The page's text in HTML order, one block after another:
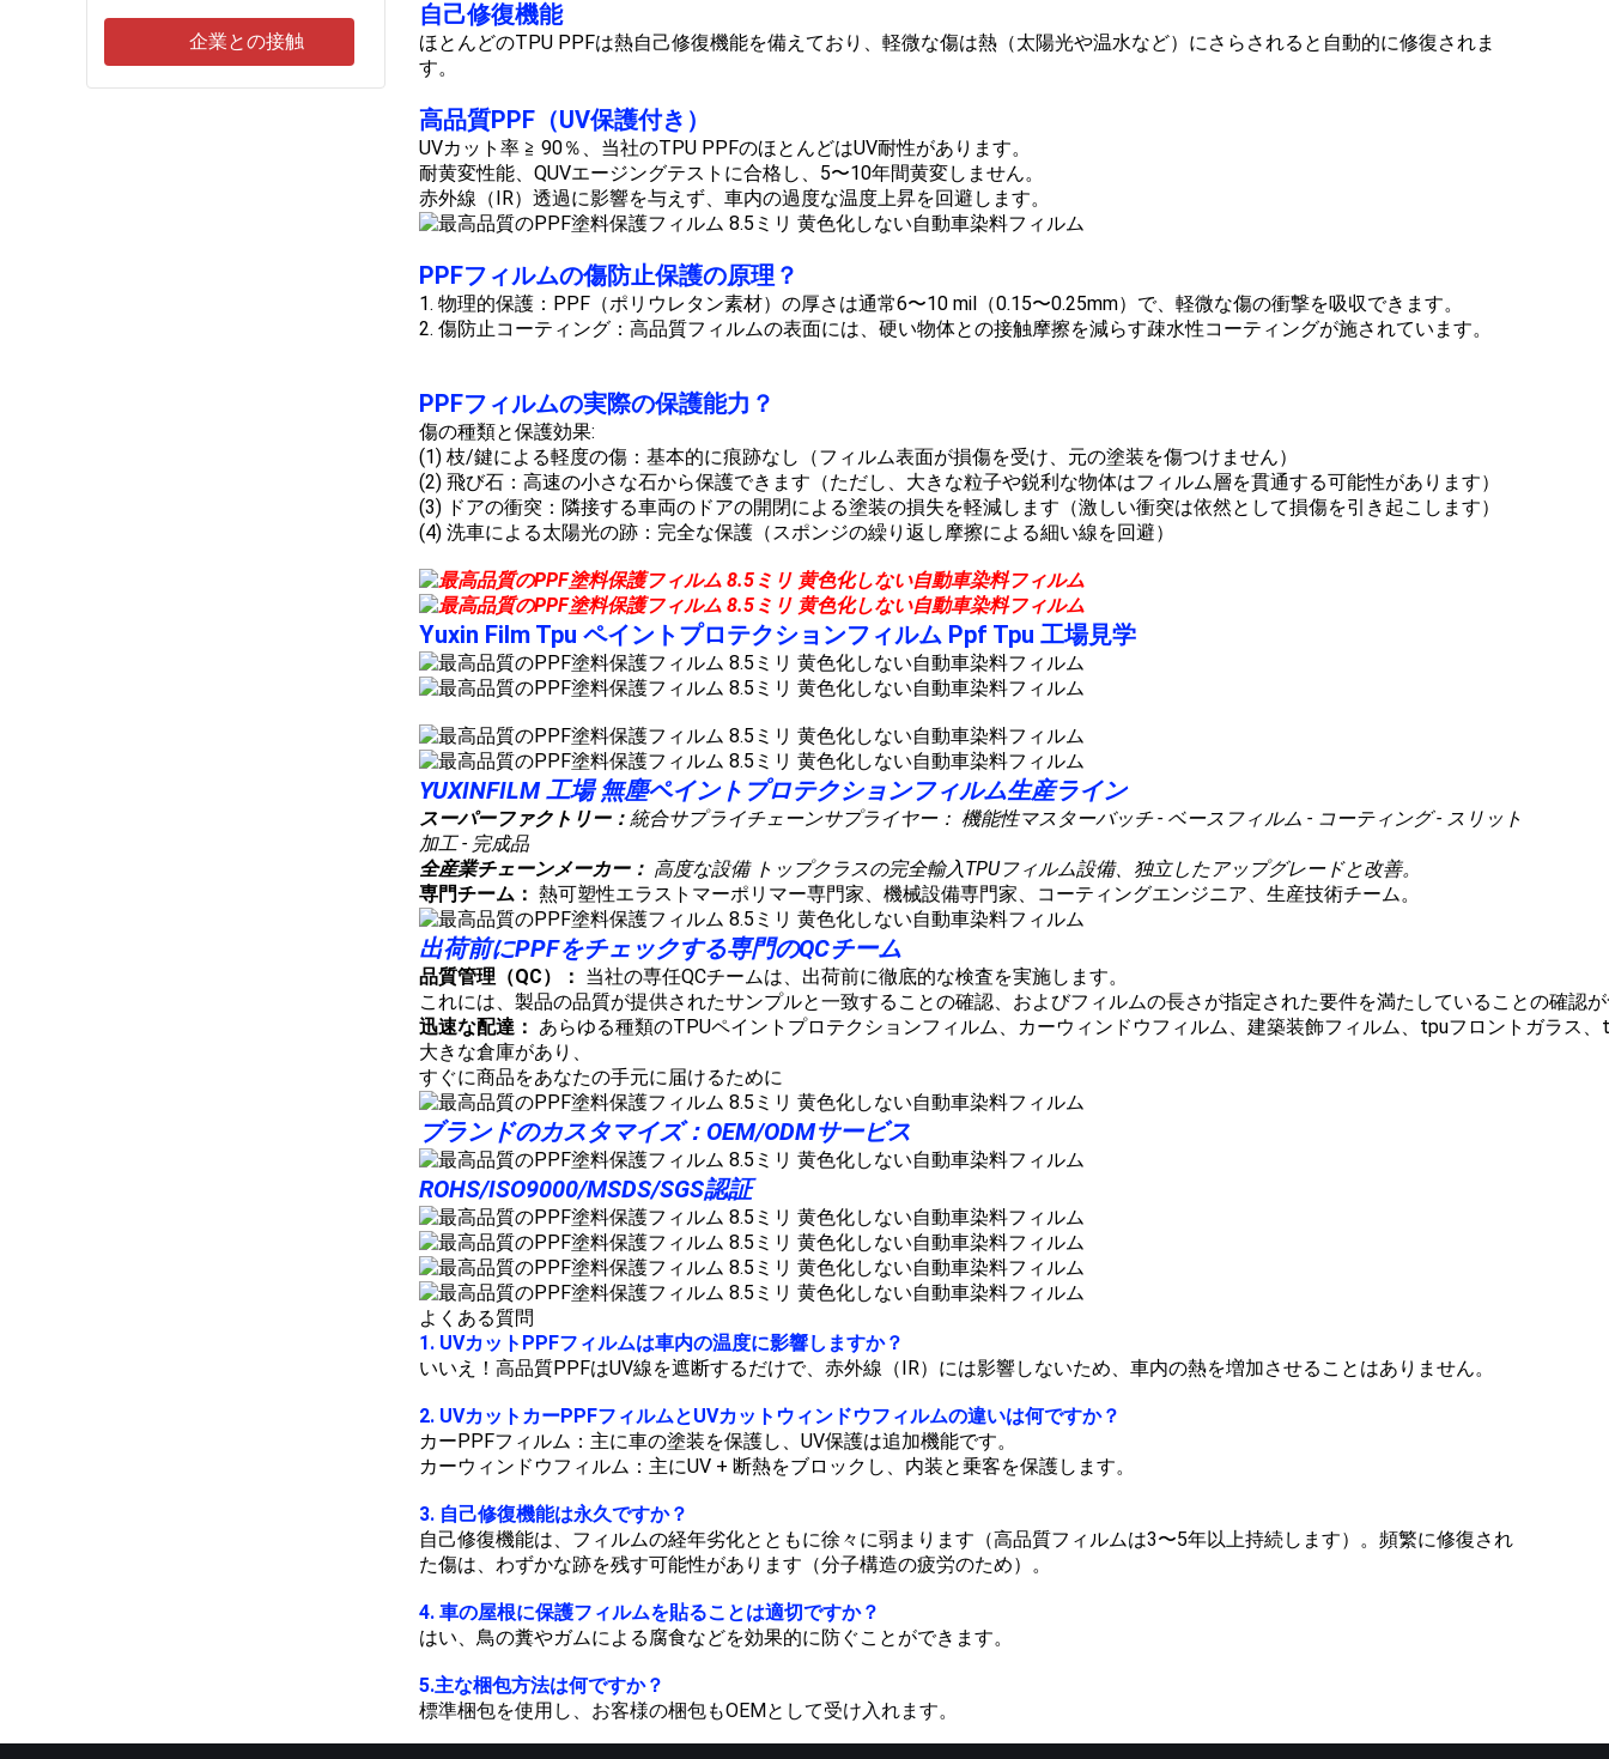
企業との接触
自己修復機能
ほとんどのTPU PPFは熱自己修復機能を備えており、軽微な傷は熱（太陽光や温水など）にさらされると自動的に修復されま
す。
高品質PPF（UV保護付き）
UVカット率 ≧ 90％、当社のTPU PPFのほとんどはUV耐性があります。
耐黄変性能、QUVエージングテストに合格し、5〜10年間黄変しません。
赤外線（IR）透過に影響を与えず、車内の過度な温度上昇を回避します。
PPFフィルムの傷防止保護の原理？
1. 物理的保護：PPF（ポリウレタン素材）の厚さは通常6〜10 mil（0.15〜0.25mm）で、軽微な傷の衝撃を吸収できます。
2. 傷防止コーティング：高品質フィルムの表面には、硬い物体との接触摩擦を減らす疎水性コーティングが施されています。
PPFフィルムの実際の保護能力？
傷の種類と保護効果:
(1) 枝/鍵による軽度の傷：基本的に痕跡なし（フィルム表面が損傷を受け、元の塗装を傷つけません）
(2) 飛び石：高速の小さな石から保護できます（ただし、大きな粒子や鋭利な物体はフィルム層を貫通する可能性があります）
(3) ドアの衝突：隣接する車両のドアの開閉による塗装の損失を軽減します（激しい衝突は依然として損傷を引き起こします）
(4) 洗車による太陽光の跡：完全な保護（スポンジの繰り返し摩擦による細い線を回避）
Yuxin Film Tpu ペイントプロテクションフィルム Ppf Tpu 工場見学
YUXINFILM 工場 無塵ペイントプロテクションフィルム生産ライン
スーパーファクトリー：統合サプライチェーンサプライヤー： 機能性マスターバッチ - ベースフィルム - コーティング - スリット
加工 - 完成品
全産業チェーンメーカー： 高度な設備 トップクラスの完全輸入TPUフィルム設備、独立したアップグレードと改善。
専門チーム： 熱可塑性エラストマーポリマー専門家、機械設備専門家、コーティングエンジニア、生産技術チーム。
出荷前にPPFをチェックする専門のQCチーム
品質管理（QC）： 当社の専任QCチームは、出荷前に徹底的な検査を実施します。
これには、製品の品質が提供されたサンプルと一致することの確認、およびフィルムの長さが指定された要件を満たしていることの確認
迅速な配達： あらゆる種類のTPUペイントプロテクションフィルム、カーウィンドウフィルム、建築装飾フィルム、tpuフロントガラス
大きな倉庫があり、
すぐに商品をあなたの手元に届けるために
ブランドのカスタマイズ：OEM/ODMサービス
ROHS/ISO9000/MSDS/SGS認証
よくある質問
1. UVカットPPFフィルムは車内の温度に影響しますか？
いいえ！高品質PPFはUV線を遮断するだけで、赤外線（IR）には影響しないため、車内の熱を増加させることはありません。
2. UVカットカーPPFフィルムとUVカットウィンドウフィルムの違いは何ですか？
カーPPFフィルム：主に車の塗装を保護し、UV保護は追加機能です。
カーウィンドウフィルム：主にUV + 断熱をブロックし、内装と乗客を保護します。
3. 自己修復機能は永久ですか？
自己修復機能は、フィルムの経年劣化とともに徐々に弱まります（高品質フィルムは3〜5年以上持続します）。頻繁に修復され
た傷は、わずかな跡を残す可能性があります（分子構造の疲労のため）。
4. 車の屋根に保護フィルムを貼ることは適切ですか？
はい、鳥の糞やガムによる腐食などを効果的に防ぐことができます。
5.主な梱包方法は何ですか？
標準梱包を使用し、お客様の梱包もOEMとして受け入れます。